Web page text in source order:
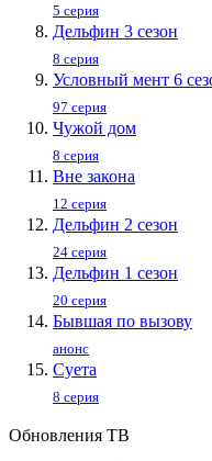
5 серия
Дельфин 3 сезон
8 серия
Условный мент 6
97 серия
Чужой дом
8 серия
Вне закона
12 серия
Дельфин 2 сезон
24 серия
Дельфин 1 сезон
20 серия
Бывшая по вызову
анонс
Суета
8 серия
Обновления ТВ